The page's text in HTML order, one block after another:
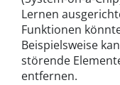
Lernen
Funktionen
Beispielsweise
störende
entfernen.